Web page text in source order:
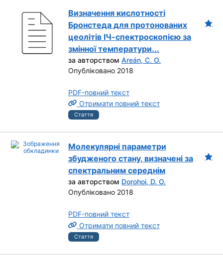
Визначення кислотності
Бронстеда для протонованих
цеолітів ІЧ-спектроскопією за
змінної температури...
за авторством Areán, C. O.
Опубліковано 2018
PDF-повний текст
Отримати повний текст
Стаття
Молекулярні параметри
збудженого стану, визначені за
спектральним середнім
за авторством Dorohoi, D. O.
Опубліковано 2018
PDF-повний текст
Отримати повний текст
Стаття